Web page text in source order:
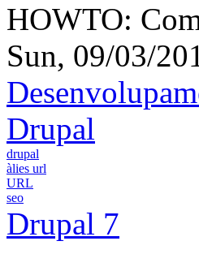
HOWTO:
Sun, 09/03/
Drupal
drupal
àlies url
URL
seo
Drupal 7